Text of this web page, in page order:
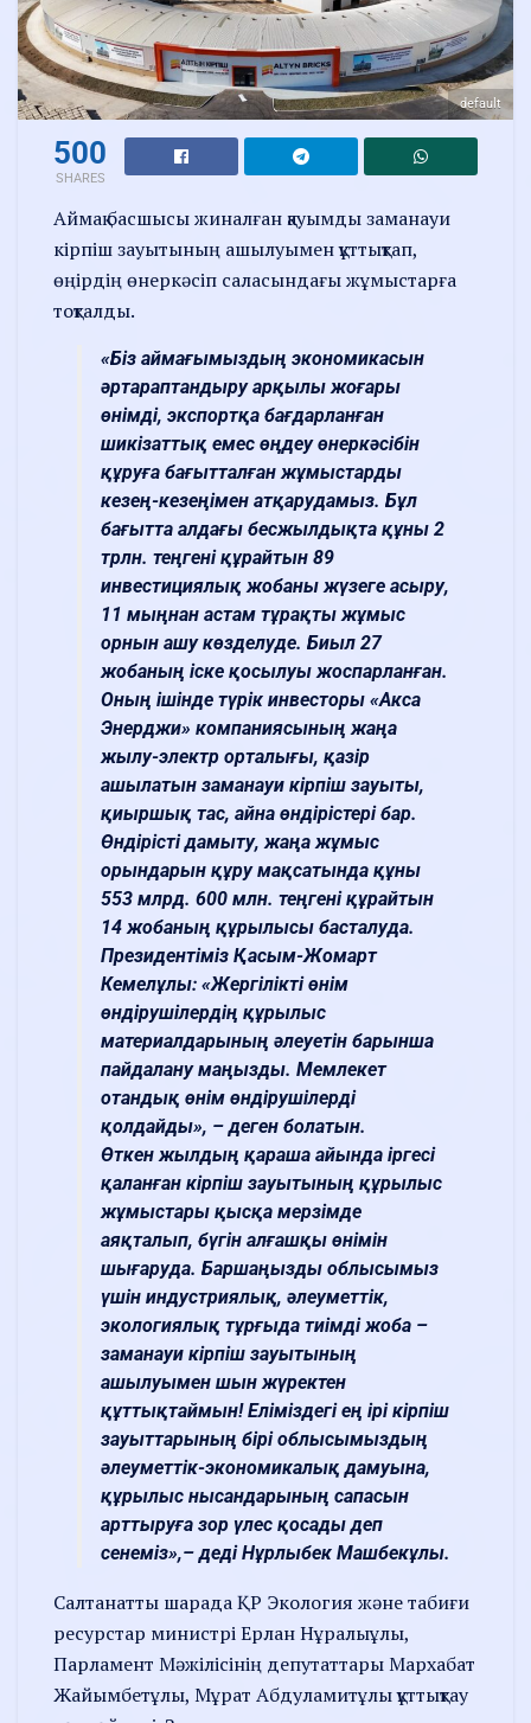
default
500
SHARES
Аймақ басшысы жиналған қауымды заманауи
кірпіш зауытының ашылуымен құттықтап,
өңірдің өнеркәсіп саласындағы жұмыстарға
тоқталды.
«Біз аймағымыздың экономикасын
әртараптандыру арқылы жоғары
өнімді, экспортқа бағдарланған
шикізаттық емес өңдеу өнеркәсібін
құруға бағытталған жұмыстарды
кезең-кезеңімен атқарудамыз. Бұл
бағытта алдағы бесжылдықта құны 2
трлн. теңгені құрайтын 89
инвестициялық жобаны жүзеге асыру,
11 мыңнан астам тұрақты жұмыс
орнын ашу көзделуде. Биыл 27
жобаның іске қосылуы жоспарланған.
Оның ішінде түрік инвесторы «Акса
Энерджи» компаниясының жаңа
жылу-электр орталығы, қазір
ашылатын заманауи кірпіш зауыты,
қиыршық тас, айна өндірістері бар.
Өндірісті дамыту, жаңа жұмыс
орындарын құру мақсатында құны
553 млрд. 600 млн. теңгені құрайтын
14 жобаның құрылысы басталуда.
Президентіміз Қасым-Жомарт
Кемелұлы: «Жергілікті өнім
өндірушілердің құрылыс
материалдарының әлеуетін барынша
пайдалану маңызды. Мемлекет
отандық өнім өндірушілерді
қолдайды», – деген болатын.
Өткен жылдың қараша айында іргесі
қаланған кірпіш зауытының құрылыс
жұмыстары қысқа мерзімде
аяқталып, бүгін алғашқы өнімін
шығаруда. Баршаңызды облысымыз
үшін индустриялық, әлеуметтік,
экологиялық тұрғыда тиімді жоба –
заманауи кірпіш зауытының
ашылуымен шын жүректен
құттықтаймын! Еліміздегі ең ірі кірпіш
зауыттарының бірі облысымыздың
әлеуметтік-экономикалық дамуына,
құрылыс нысандарының сапасын
арттыруға зор үлес қосады деп
сенеміз»,– деді Нұрлыбек Машбекұлы.
Салтанатты шарада ҚР Экология және табиғи
ресурстар министрі Ерлан Нұралыұлы,
Парламент Мәжілісінің депутаттары Мархабат
Жайымбетұлы, Мұрат Абдуламитұлы құттықтау